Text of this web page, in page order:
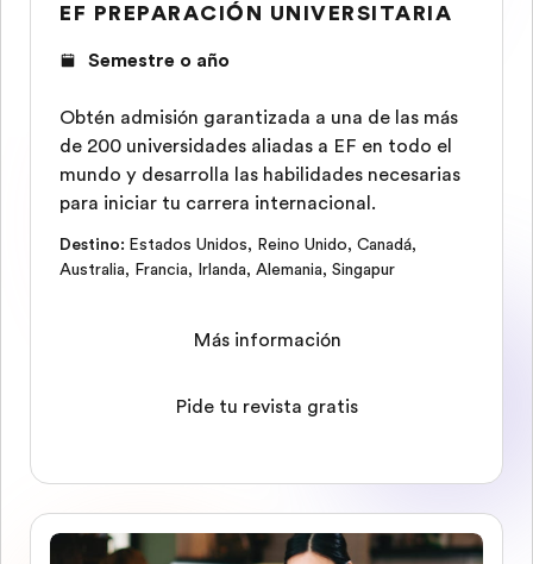
EF PREPARACIÓN UNIVERSITARIA
Semestre o año
Obtén admisión garantizada a una de las más
de 200 universidades aliadas a EF en todo el
mundo y desarrolla las habilidades necesarias
para iniciar tu carrera internacional.
Destino: Estados Unidos, Reino Unido, Canadá,
Australia, Francia, Irlanda, Alemania, Singapur
Más información
Pide tu revista gratis